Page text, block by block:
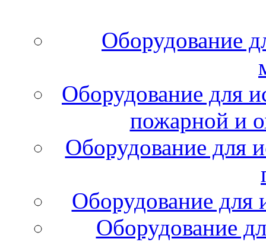
Оборудование
Оборудование для
пожарной и
Оборудование для
Оборудование для
Оборудование